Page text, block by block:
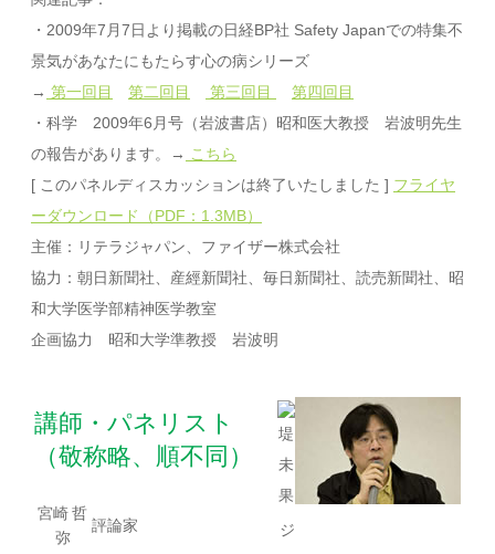
・2009年7月7日より掲載の日経BP社 Safety Japanでの特集不
景気があなたにもたらす心の病シリーズ
→ 第一回目 第二回目 第三回目
第四回目
・科学 2009年6月号（岩波書店）昭和医大教授 岩波明先生
の報告があります。→ こちら
[ このパネルディスカッションは終了いたしました ] フライヤ
ーダウンロード（PDF：1.3MB）
主催：リテラジャパン、ファイザー株式会社
協力：朝日新聞社、産經新聞社、毎日新聞社、読売新聞社、昭
和大学医学部精神医学教室
企画協力 昭和大学準教授 岩波明
講師・パネリスト
（敬称略、順不同）
宮崎 哲
弥
評論家
ジ